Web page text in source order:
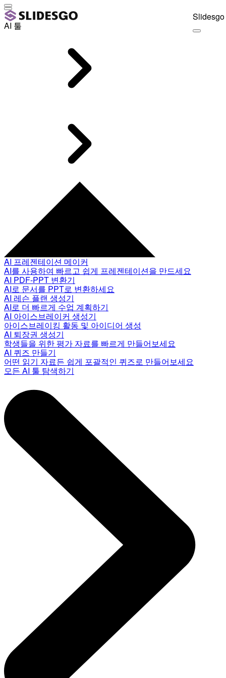
AI 툴
AI 프레젠테이션 메이커
AI를 사용하여 빠르고 쉽게 프레젠테이션을 만드세요
AI PDF-PPT 변환기
AI로 문서를 PPT로 변환하세요
AI 레슨 플랜 생성기
AI로 더 빠르게 수업 계획하기
AI 아이스브레이커 생성기
아이스브레이킹 활동 및 아이디어 생성
AI 퇴장권 생성기
학생들을 위한 평가 자료를 빠르게 만들어보세요
AI 퀴즈 만들기
어떤 읽기 자료든 쉽게 포괄적인 퀴즈로 만들어보세요
모든 AI 툴 탐색하기